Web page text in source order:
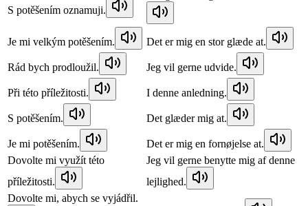
S potěšením oznamuji.
Je mi velkým potěšením. Det er mig en stor glæde at.
Rád bych prodloužil. Jeg vil gerne udvide.
Při této příležitosti. I denne anledning.
S potěšením. Det glæder mig at.
Je mi potěšením.
Det er mig en fornøjelse at.
Dovolte mi využít této
příležitosti.
Jeg vil gerne benytte mig af denne
lejlighed.
Dovolte mi, abych se vyjádřil.